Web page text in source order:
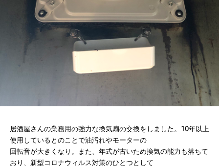
居酒屋さんの業務用の強力な換気扇の交換をしました。10年以上
使用しているとのことで油汚れやモーターの
回転音が大きくなり。また、年式が古いため換気の能力も落ちて
おり、新型コロナウィルス対策のひとつとして